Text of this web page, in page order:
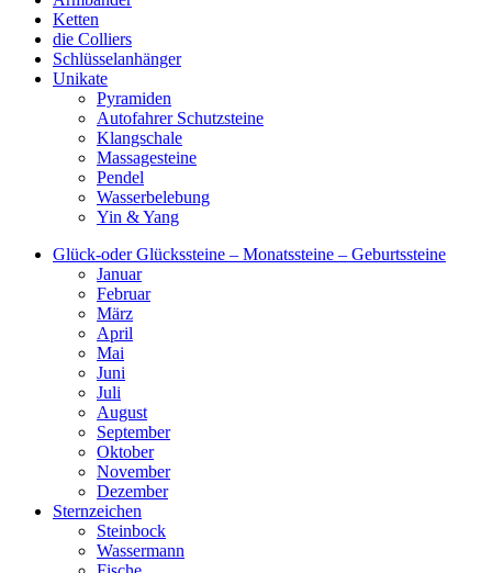
Ketten
die Colliers
Schlüsselanhänger
Unikate
Pyramiden
Autofahrer Schutzsteine
Klangschale
Massagesteine
Pendel
Wasserbelebung
Yin & Yang
Glück-oder Glückssteine – Monatssteine – Geburtssteine
Januar
Februar
März
April
Mai
Juni
Juli
August
September
Oktober
November
Dezember
Sternzeichen
Steinbock
Wassermann